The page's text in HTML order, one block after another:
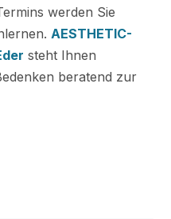
werden Sie
AESTHETIC-
steht Ihnen
beratend zur